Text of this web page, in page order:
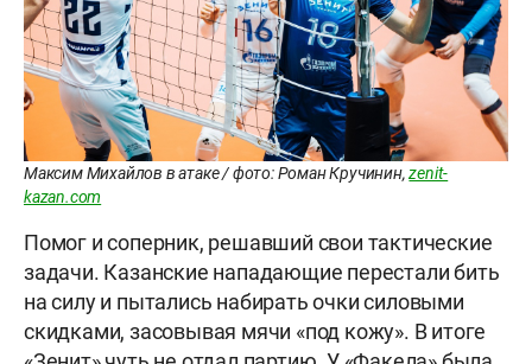
Максим Михайлов в атаке / фото: Роман Кручинин,zenit-
kazan.com
Помог и соперник, решавший свои тактические
задачи. Казанские нападающие перестали бить
на силу и пытались набирать очки силовыми
скидками, засовывая мячи «под кожу». В итоге